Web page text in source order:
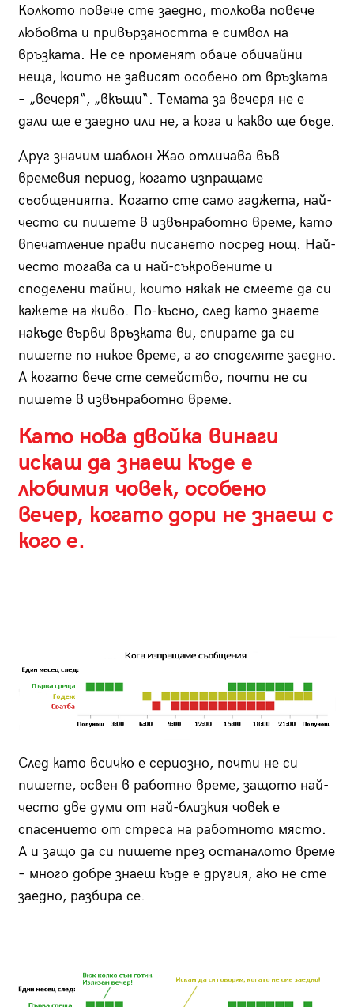
Колкото повече сте заедно, толкова повече
любовта и привързаността е символ на
връзката. Не се променят обаче обичайни
неща, които не зависят особено от връзката
– „вечеря“, „вкъщи“. Темата за вечеря не е
дали ще е заедно или не, а кога и какво ще бъде.
Друг значим шаблон Жао отличава във
времевия период, когато изпращаме
съобщенията. Когато сте само гаджета, най-
често си пишете в извънработно време, като
впечатление прави писането посред нощ. Най-
често тогава са и най-съкровените и
споделени тайни, които някак не смеете да си
кажете на живо. По-късно, след като знаете
накъде върви връзката ви, спирате да си
пишете по никое време, а го споделяте заедно.
А когато вече сте семейство, почти не си
пишете в извънработно време.
Като нова двойка винаги
искаш да знаеш къде е
любимия човек, особено
вечер, когато дори не знаеш с
кого е.
След като всичко е сериозно, почти не си
пишете, освен в работно време, защото най-
често две думи от най-близкия човек е
спасението от стреса на работното място.
А и защо да си пишете през останалото време
– много добре знаеш къде е другия, ако не сте
заедно, разбира се.